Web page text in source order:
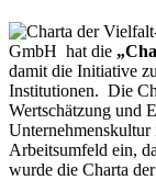
GmbH hat die
damit die Initiative
Institutionen. Die
Wertschätzung und
Arbeitsumfeld ein,
wurde die Charta